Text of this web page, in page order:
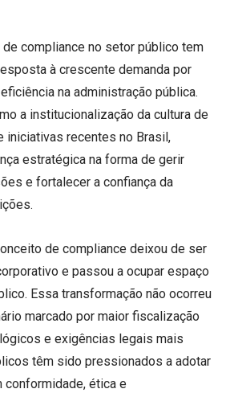
compliance no setor público tem
à crescente demanda por
na administração pública.
a institucionalização da cultura de
iniciativas recentes no Brasil,
estratégica na forma de gerir
e fortalecer a confiança da
de compliance deixou de ser
e passou a ocupar espaço
Essa transformação não ocorreu
marcado por maior fiscalização
e exigências legais mais
têm sido pressionados a adotar
conformidade, ética e